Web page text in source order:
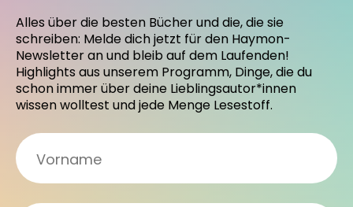
Alles über die besten Bücher und die, die sie
schreiben: Melde dich jetzt für den Haymon-
Newsletter an und bleib auf dem Laufenden!
Highlights aus unserem Programm, Dinge, die du
schon immer über deine Lieblingsautor*innen
wissen wolltest und jede Menge Lesestoff.